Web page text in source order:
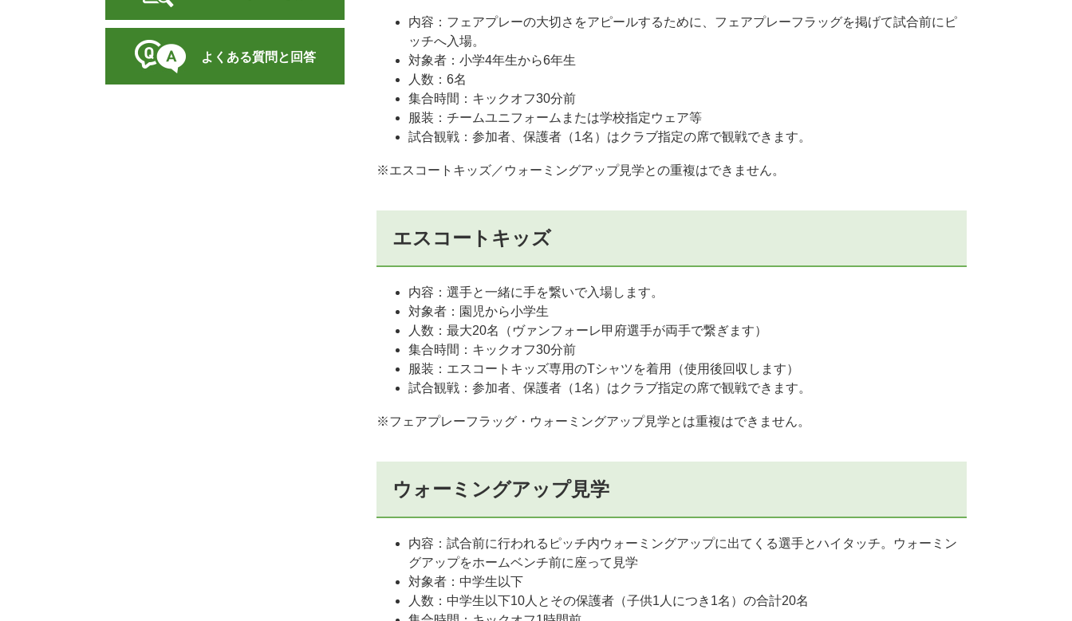
内容：フェアプレーの大切さをアピールするために、フェアプレーフラッグを掲げて試合前にピ
ッチへ入場。
対象者：小学4年生から6年生
人数：6名
集合時間：キックオフ30分前
服装：チームユニフォームまたは学校指定ウェア等
試合観戦：参加者、保護者（1名）はクラブ指定の席で観戦できます。
※エスコートキッズ／ウォーミングアップ見学との重複はできません。
エスコートキッズ
内容：選手と一緒に手を繋いで入場します。
対象者：園児から小学生
人数：最大20名（ヴァンフォーレ甲府選手が両手で繋ぎます）
集合時間：キックオフ30分前
服装：エスコートキッズ専用のTシャツを着用（使用後回収します）
試合観戦：参加者、保護者（1名）はクラブ指定の席で観戦できます。
※フェアプレーフラッグ・ウォーミングアップ見学とは重複はできません。
ウォーミングアップ見学
内容：試合前に行われるピッチ内ウォーミングアップに出てくる選手とハイタッチ。ウォーミン
グアップをホームベンチ前に座って見学
対象者：中学生以下
人数：中学生以下10人とその保護者（子供1人につき1名）の合計20名
よくある質問と回答